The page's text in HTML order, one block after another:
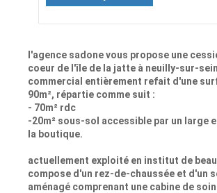
l'agence sadone vous propose une
coeur de l'île de la jatte à neuilly-sur-
commercial entièrement refait d'une
90m², répartie comme suit :
- 70m² rdc
-20m² sous-sol accessible par un large
la boutique.
actuellement exploité en institut de
compose d'un rez-de-chaussée et d'un
aménagé comprenant une cabine de